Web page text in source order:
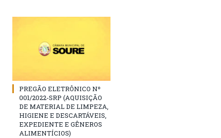
PREGÃO ELETRÔNICO Nº
001/2022-SRP (AQUISIÇÃO
DE MATERIAL DE LIMPEZA,
HIGIENE E DESCARTÁVEIS,
EXPEDIENTE E GÊNEROS
ALIMENTÍCIOS)